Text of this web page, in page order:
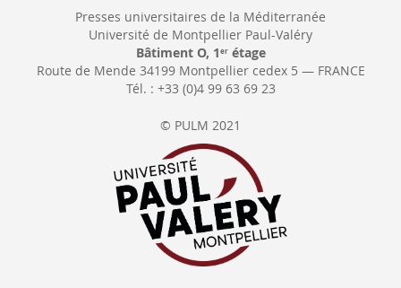
Presses universitaires de la Méditerranée
Université de Montpellier Paul-Valéry
Bâtiment O, 1 erétage
Route de Mende 34199 Montpellier cedex 5 — FRANCE
Tél. : +33 (0)4 99 63 69 23
© PULM 2021